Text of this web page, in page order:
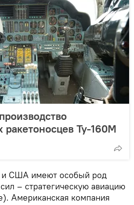
ракетоносцев Ту-160М
и США имеют особый род
– стратегическую авиацию
Американская компания